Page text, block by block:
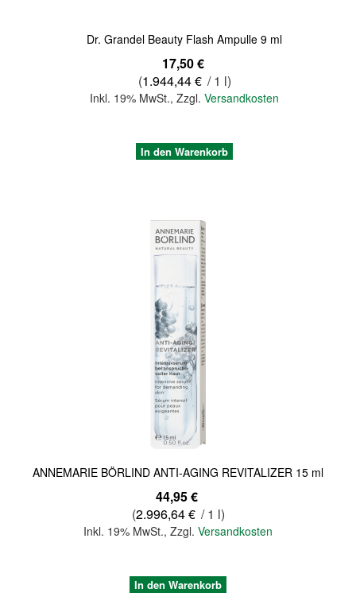
Dr. Grandel Beauty Flash Ampulle 9 ml
17,50 €
(1.944,44 € / 1 l)
Inkl. 19% MwSt.,Zzgl.Versandkosten
In den Warenkorb
ANNEMARIE BÖRLIND ANTI-AGING REVITALIZER 15 ml
44,95 €
(2.996,64 € / 1 l)
Inkl. 19% MwSt., Zzgl. Versandkosten
In den Warenkorb